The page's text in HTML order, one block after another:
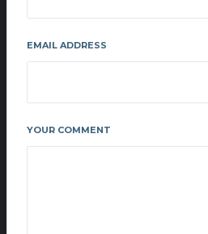
EMAIL ADDRESS
YOUR COMMENT